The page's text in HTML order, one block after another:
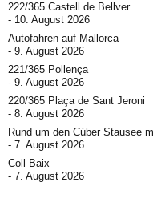
222/365 Castell de Bellver
10. August 2026
Autofahren auf Mallorca
9. August 2026
221/365 Pollença
9. August 2026
220/365 Plaça de Sant Jeroni
8. August 2026
Rund um den Cúber Stausee
7. August 2026
Coll Baix
7. August 2026